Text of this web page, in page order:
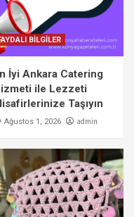
BİLGİLER
İyi Ankara Catering
ile Lezzeti
Taşıyın
Ağustos 1, 2026 admin